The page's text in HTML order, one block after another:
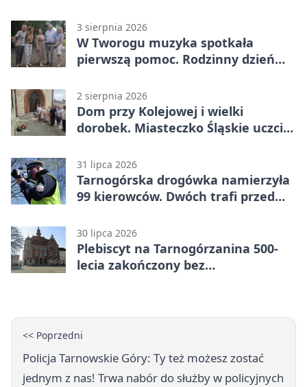
3 sierpnia 2026
W Tworogu muzyka spotkała
pierwszą pomoc. Rodzinny dzień
2 sierpnia 2026
Dom przy Kolejowej i wielki
dorobek. Miasteczko Śląskie uczciło
31 lipca 2026
Tarnogórska drogówka namierzyła
99 kierowców. Dwóch trafi przed
30 lipca 2026
Plebiscyt na Tarnogórzanina 500-
lecia zakończony bez
<< Poprzedni
Policja Tarnowskie Góry: Ty też możesz zostać
jednym z nas! Trwa nabór do służby w policyjnych